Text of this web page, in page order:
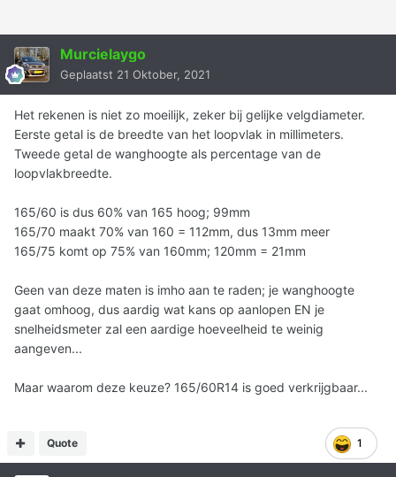
Murcielaygo
Geplaatst 21 Oktober, 2021
Het rekenen is niet zo moeilijk, zeker bij gelijke velgdiameter.
Eerste getal is de breedte van het loopvlak in millimeters.
Tweede getal de wanghoogte als percentage van de
loopvlakbreedte.
165/60 is dus 60% van 165 hoog; 99mm
165/70 maakt 70% van 160 = 112mm, dus 13mm meer
165/75 komt op 75% van 160mm; 120mm = 21mm
Geen van deze maten is imho aan te raden; je wanghoogte
gaat omhoog, dus aardig wat kans op aanlopen EN je
snelheidsmeter zal een aardige hoeveelheid te weinig
aangeven...
Maar waarom deze keuze? 165/60R14 is goed verkrijgbaar...
1
Quote